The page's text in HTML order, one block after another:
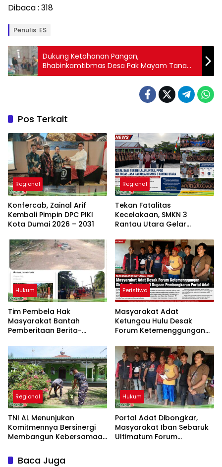
Dibaca : 318
Penulis: ES
Dukung Ketahanan Pangan,
Bhabinkamtibmas Desa Pak Mayam Tanam
Jagung Bersama Masyarakat
Pos Terkait
Regional
Konfercab, Zainal Arif
Kembali Pimpin DPC PIKI
Kota Dumai 2026 – 2031
Regional
Tekan Fatalitas
Kecelakaan, SMKN 3
Rantau Utara Gelar
Lintas dan PPGD
Hukum
Tim Pembela Hak
Masyarakat Bantah
Pemberitaan Berita-
Tidak Sesuai Fakta dan
Akan Tempuh Jalur Dewan
Pers
Peristiwa
Masyarakat Adat
Ketungau Hulu Desak
Forum Ketemenggungan
Dugaan Pembongkaran
Portal Adat
Regional
TNI AL Menunjukan
Komitmennya Bersinergi
Membangun Kebersamaan
Limau Manis
Hukum
Portal Adat Dibongkar,
Masyarakat Iban Sebaruk
Ultimatum Forum
Baca Juga